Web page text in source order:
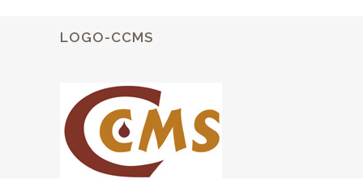
LOGO-CCMS